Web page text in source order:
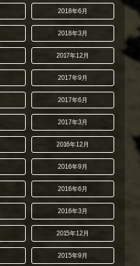
2018年6月
2018年3月
2017年12月
2017年9月
2017年6月
2017年3月
2016年12月
2016年9月
2016年6月
2016年3月
2015年12月
2015年9月